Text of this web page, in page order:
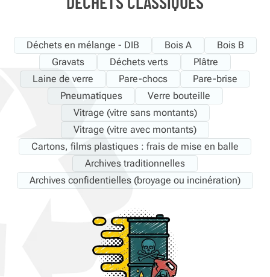
Déchets en mélange - DIB Bois A
Bois B
Gravats
Déchets verts
Plâtre
Laine de verre
Pare-chocs
Pare-brise
Pneumatiques
Verre bouteille
Vitrage (vitre sans montants)
Vitrage (vitre avec montants)
Cartons, films plastiques : frais de mise en balle
Archives traditionnelles
Archives confidentielles (broyage ou incinération)